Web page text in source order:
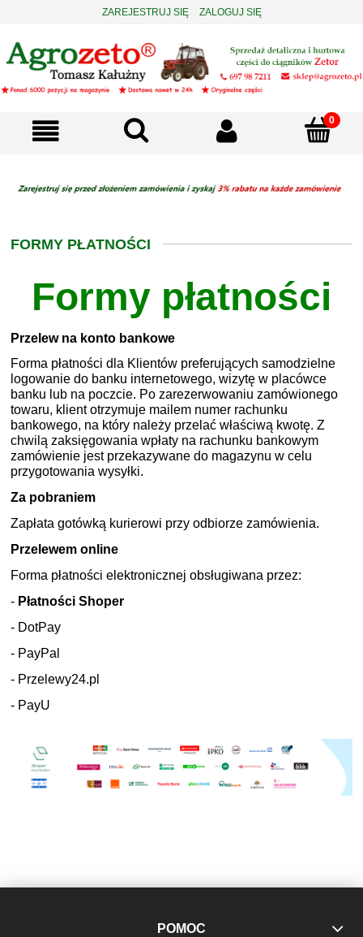
ZAREJESTRUJ SIĘ ZALOGUJ SIĘ
FORMY PŁATNOŚCI
Formy płatności
Przelew na konto bankowe
Forma płatności dla Klientów preferujących samodzielne
logowanie do banku internetowego, wizytę w placówce
banku lub na poczcie. Po zarezerwowaniu zamówionego
towaru, klient otrzymuje mailem numer rachunku
bankowego, na który należy przelać właściwą kwotę. Z
chwilą zaksięgowania wpłaty na rachunku bankowym
zamówienie jest przekazywane do magazynu w celu
przygotowania wysyłki.
Za pobraniem
Zapłata gotówką kurierowi przy odbiorze zamówienia.
Przelewem online
Forma płatności elektronicznej obsługiwana przez:
- Płatności Shoper
- DotPay
- PayPal
- Przelewy24.pl
- PayU
POMOC